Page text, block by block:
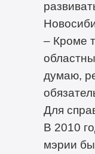
– Кроме
думаю,
Для
В 2010
мэрии